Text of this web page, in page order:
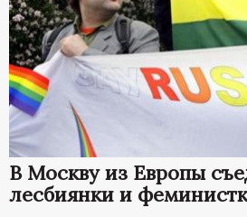
В Москву из Европы
лесбиянки и